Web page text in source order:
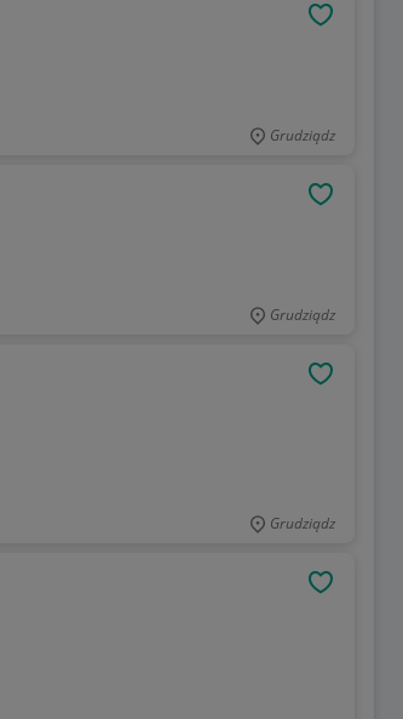
Grudziądz
Grudziądz
Grudziądz